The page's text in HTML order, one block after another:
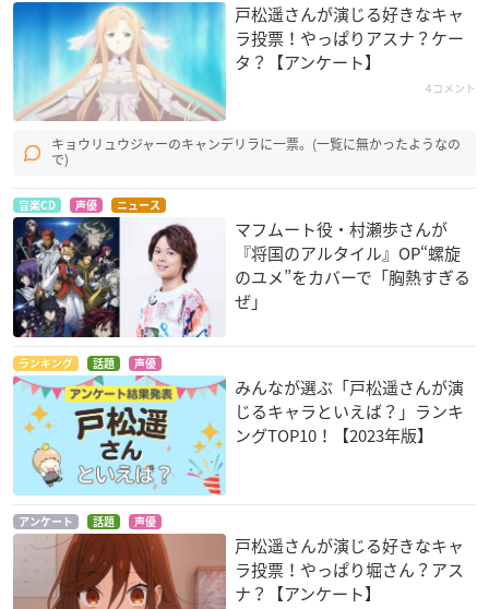
クズの本懐
タイムトラベル少女
～マリ・ワカと8人
の科学者たち～
早瀬晶
甘々と稲妻
小鹿しのぶ
ReLIFE
狩生玲奈
戸松遥さんが演じる好きなキャ
ラ投票！やっぱりアスナ？ケー
タ？【アンケート】
4コメント
キョウリュウジャーのキャンデリラに一票。(一覧に無かったようなの
で)
音楽CD 声優 ニュース
マフムート役・村瀬歩さんが
『将国のアルタイル』OP“螺旋
のユメ”をカバーで「胸熱すぎる
ぜ」
ランキング 話題 声優
みんなが選ぶ「戸松遥さんが演
じるキャラといえば？」ランキ
ングTOP10！【2023年版】
アンケート 話題 声優
戸松遥さんが演じる好きなキャ
ラ投票！やっぱり堀さん？アス
ナ？【アンケート】